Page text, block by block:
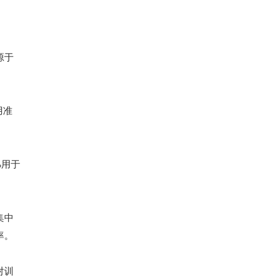
于
准
于
中
训